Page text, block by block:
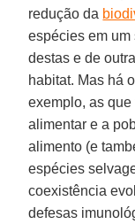
redução da
espécies em
destas e de
habitat. Mas há
exemplo, as
alimentar e a
alimento (e
espécies
coexistência
defesas